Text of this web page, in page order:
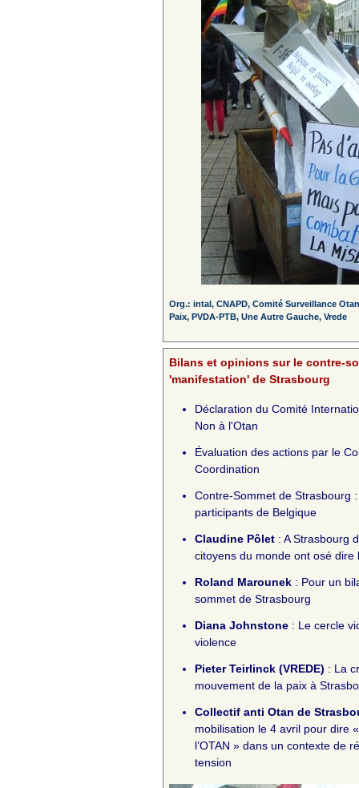
Org.: intal, CNAPD, Comité Surveillance
Paix, PVDA-PTB, Une Autre Gauche, Vrede
Bilans et opinions sur le contre-
'manifestation' de Strasbourg
Déclaration du Comité
Non à l'Otan
Évaluation des actions par le
Coordination
Contre-Sommet de Strasbourg
participants de Belgique
Claudine Pôlet : A Strasbourg
citoyens du monde ont osé dire
Roland Marounek : Pour un
sommet de Strasbourg
Diana Johnstone : Le cercle
violence
Pieter Teirlinck (VREDE) : La
mouvement de la paix à
Collectif anti Otan de
mobilisation le 4 avril pour dire
l’OTAN » dans un contexte de
tension